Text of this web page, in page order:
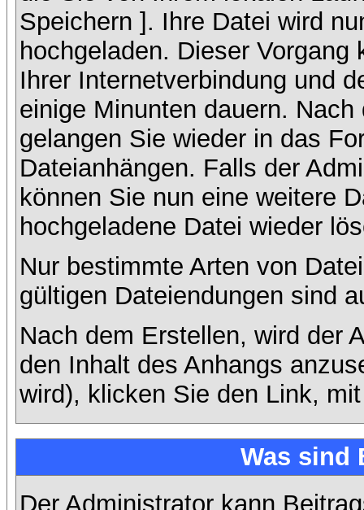
Speichern ]. Ihre Datei wird
hochgeladen. Dieser
Ihrer Internetverbindung und
einige Minunten dauern.
gelangen Sie wieder in das
Dateianhängen. Falls der
können Sie nun eine weitere
hochgeladene Datei wieder
Nur bestimmte Arten von
gültigen Dateiendungen sind
Nach dem Erstellen, wird der
den Inhalt des Anhangs
wird), klicken Sie den Link,
Was sind
Der Administrator kann